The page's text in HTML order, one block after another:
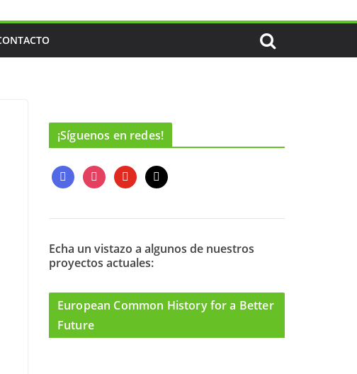
¡Síguenos en redes!
f
a
e
o
o
i
n
t
g
r
m
y
o
t
b
e
m
a
l
Echa un vistazo a algunos de nuestros
proyectos actuales:
European Common History for a Better
Future